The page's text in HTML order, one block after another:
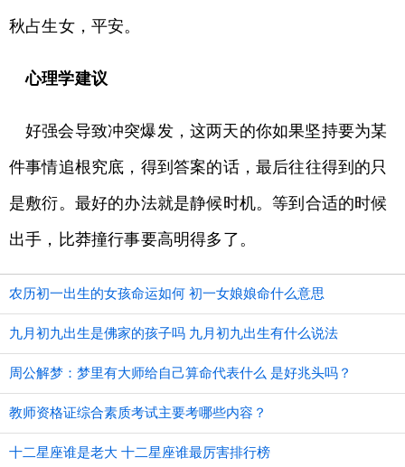
秋占生女，平安。
心理学建议
好强会导致冲突爆发，这两天的你如果坚持要为某
件事情追根究底，得到答案的话，最后往往得到的只
是敷衍。最好的办法就是静候时机。等到合适的时候
出手，比莽撞行事要高明得多了。
农历初一出生的女孩命运如何 初一女娘娘命什么意思
九月初九出生是佛家的孩子吗 九月初九出生有什么说法
周公解梦：梦里有大师给自己算命代表什么 是好兆头吗？
教师资格证综合素质考试主要考哪些内容？
十二星座谁是老大 十二星座谁最厉害排行榜